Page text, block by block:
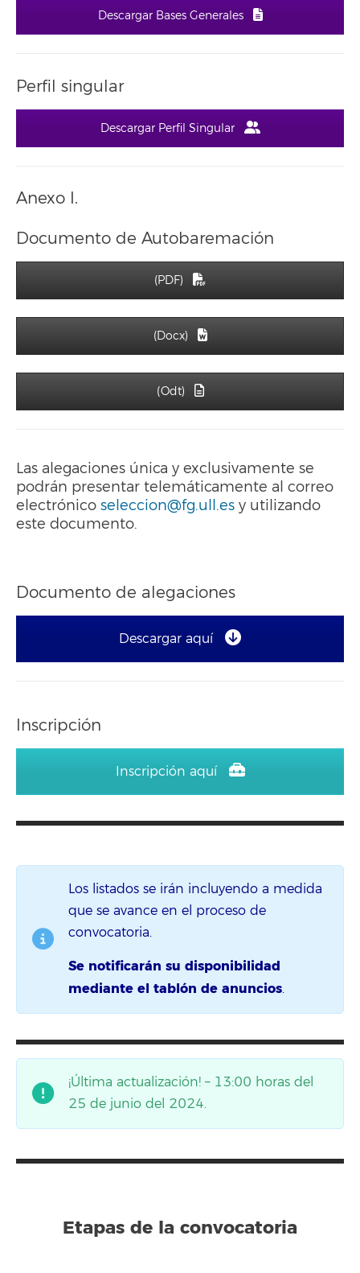
Descargar Bases Generales
Perfil singular
Descargar Perfil Singular
Anexo I.
Documento de Autobaremación
(PDF)
(Docx)
(Odt)
Las alegaciones única y exclusivamente se
podrán presentar telemáticamente al correo
electrónico seleccion@fg.ull.es y utilizando
este documento.
Documento de alegaciones
Descargar aquí
Inscripción
Inscripción aquí
Los listados se irán incluyendo a medida
que se avance en el proceso de
convocatoria.
Se notificarán su disponibilidad
mediante el tablón de anuncios.
¡Última actualización! – 13:00 horas del
25 de junio del 2024.
Etapas de la convocatoria